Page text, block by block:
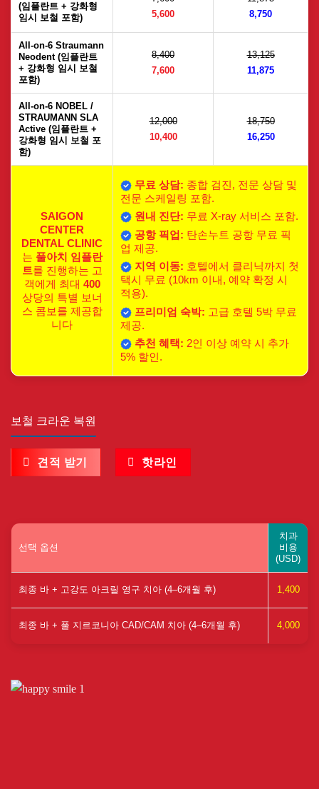
(임플란트 + 강화형
임시 보철 포함)
5,600
8,750
All-on-6 Straumann
Neodent (임플란트
+ 강화형 임시 보철
포함)
8,400
7,600
13,125
11,875
All-on-6 NOBEL /
STRAUMANN SLA
Active (임플란트 +
강화형 임시 보철 포
함)
12,000
10,400
18,750
16,250
SAIGON
CENTER
DENTAL CLINIC
는 풀아치 임플란
트를 진행하는 고
객에게 최대 400
상당의 특별 보너
스 콤보를 제공합
니다
무료 상담: 종합 검진, 전문 상담 및
전문 스케일링 포함.
원내 진단: 무료 X-ray 서비스 포함.
공항 픽업: 탄손누트 공항 무료 픽
업 제공.
지역 이동: 호텔에서 클리닉까지 첫
택시 무료 (10km 이내, 예약 확정 시
적용).
프리미엄 숙박: 고급 호텔 5박 무료
제공.
추천 혜택: 2인 이상 예약 시 추가
5% 할인.
보철 크라운 복원
견적 받기 핫라인
선택 옵션
치과
비용
(USD)
최종 바 + 고강도 아크릴 영구 치아 (4–6개월 후) 1,400
최종 바 + 풀 지르코니아 CAD/CAM 치아 (4–6개월 후) 4,000